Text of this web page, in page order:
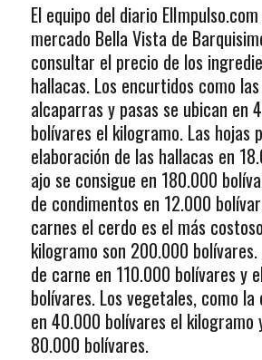
El equipo del diario
mercado Bella Vista de
consultar el precio de los
hallacas. Los encurtidos como
alcaparras y pasas se ubican en
bolívares el kilogramo. Las hojas
elaboración de las hallacas en
ajo se consigue en 180.000
de condimentos en 12.000
carnes el cerdo es el más
kilogramo son 200.000
de carne en 110.000 bolívares y
bolívares. Los vegetales, como
en 40.000 bolívares el kilogramo
80.000 bolívares.